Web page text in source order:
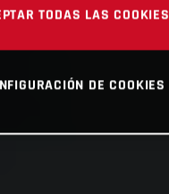
TODAS LAS COOKIES
DE COOKIES